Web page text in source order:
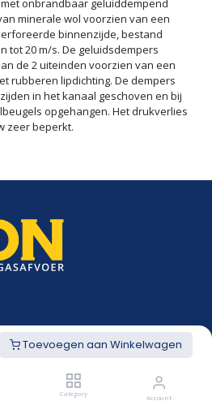
Toevoegen aan Winkelwagen
Category Account
onbrandbaar geluiddempend
minerale wol voorzien van een
binnenzijde, bestand
tot 20 m/s. De geluidsdempers
de 2 uiteinden voorzien van een
rubberen lipdichting. De dempers
in het kanaal geschoven en bij
opgehangen. Het drukverlies
zeer beperkt.